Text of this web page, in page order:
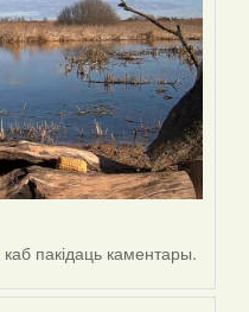
каб пакідаць каментары.